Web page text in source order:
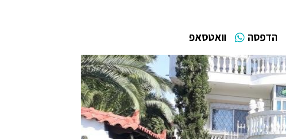
הדפסה וואטסאפ